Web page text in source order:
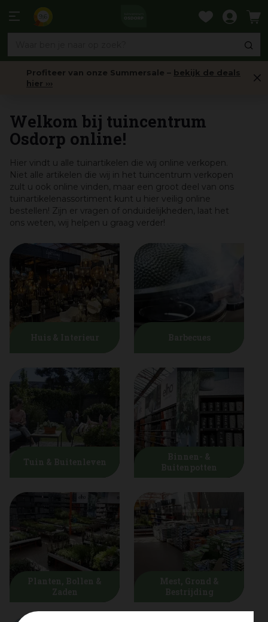
naar
Profiteer van onze Summersale – bekijk de deals
hier ›››
Welkom bij tuincentrum
Osdorp online!
Hier vindt u alle tuinartikelen die wij online verkopen.
Niet alle artikelen die wij in het tuincentrum verkopen
zult u ook online vinden, maar een groot deel van ons
tuinartikelenassortiment kunt u hier veilig online
bestellen! Zijn er vragen of onduidelijkheden, laat het
ons weten, wij helpen u graag verder!